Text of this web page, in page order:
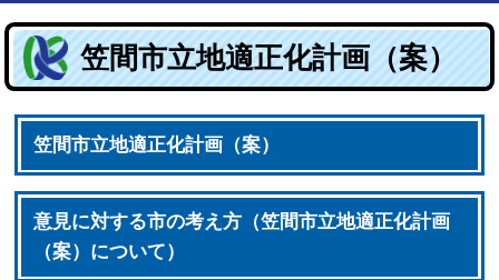
笠間市立地適正化計画（案）
笠間市立地適正化計画（案）
意見に対する市の考え方（笠間市立地適正化計画
（案）について）